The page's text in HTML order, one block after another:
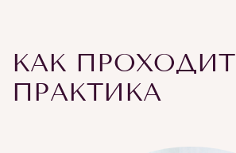
КАК ПРОХОДИТ
ПРАКТИКА